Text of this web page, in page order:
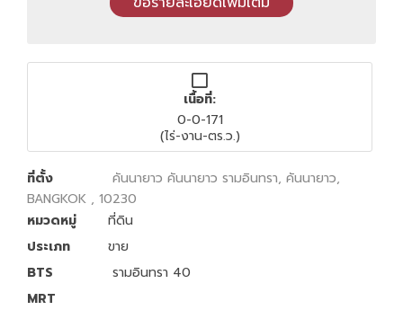
เนื้อที่:
0-0-171
(ไร่-งาน-ตร.ว.)
ที่ตั้ง
คันนายาว คันนายาว รามอินทรา, คันนายาว,
BANGKOK , 10230
หมวดหมู่
ที่ดิน
ประเภท
ขาย
BTS
รามอินทรา 40
MRT